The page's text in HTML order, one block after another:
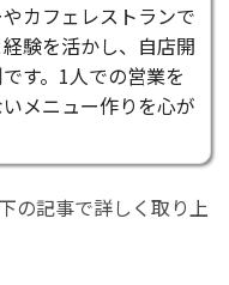
カフェレストランで
験を活かし、自店開
す。1人での営業を
メニュー作りを心が
の記事で詳しく取り上